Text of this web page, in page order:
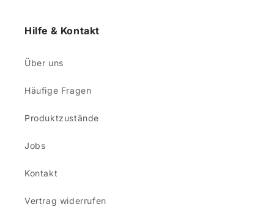
Hilfe & Kontakt
Über uns
Häufige Fragen
Produktzustände
Jobs
Kontakt
Vertrag widerrufen